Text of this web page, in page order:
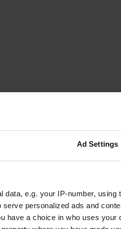
Ad Settings
data, e.g. your IP-number,
personalized ads and
have a choice in who uses your
! Accueil très chaleureux !
à la Gaudi » construits